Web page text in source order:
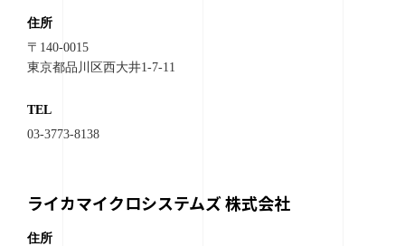
住所
〒140-0015
東京都品川区西大井1-7-11
TEL
03-3773-8138
ライカマイクロシステムズ 株式会社
住所